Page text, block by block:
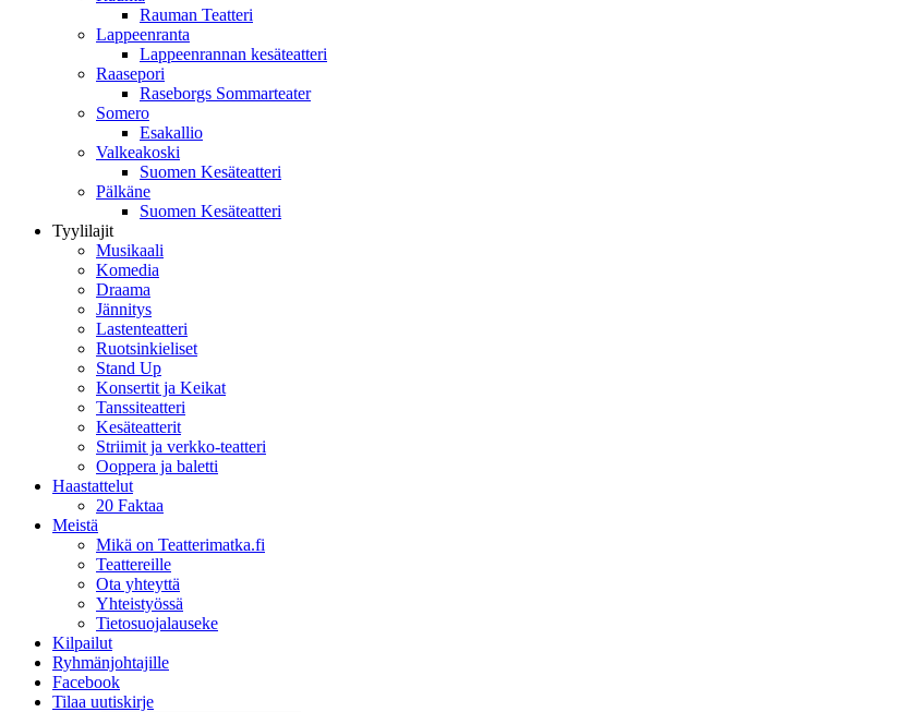
Rauman Teatteri
Lappeenranta
Lappeenrannan kesäteatteri
Raasepori
Raseborgs Sommarteater
Somero
Esakallio
Valkeakoski
Suomen Kesäteatteri
Pälkäne
Suomen Kesäteatteri
Tyylilajit
Musikaali
Komedia
Draama
Jännitys
Lastenteatteri
Ruotsinkieliset
Stand Up
Konsertit ja Keikat
Tanssiteatteri
Kesäteatterit
Striimit ja verkko-teatteri
Ooppera ja baletti
Haastattelut
20 Faktaa
Meistä
Mikä on Teatterimatka.fi
Teattereille
Ota yhteyttä
Yhteistyössä
Tietosuojalauseke
Kilpailut
Ryhmänjohtajille
Facebook
Tilaa uutiskirje